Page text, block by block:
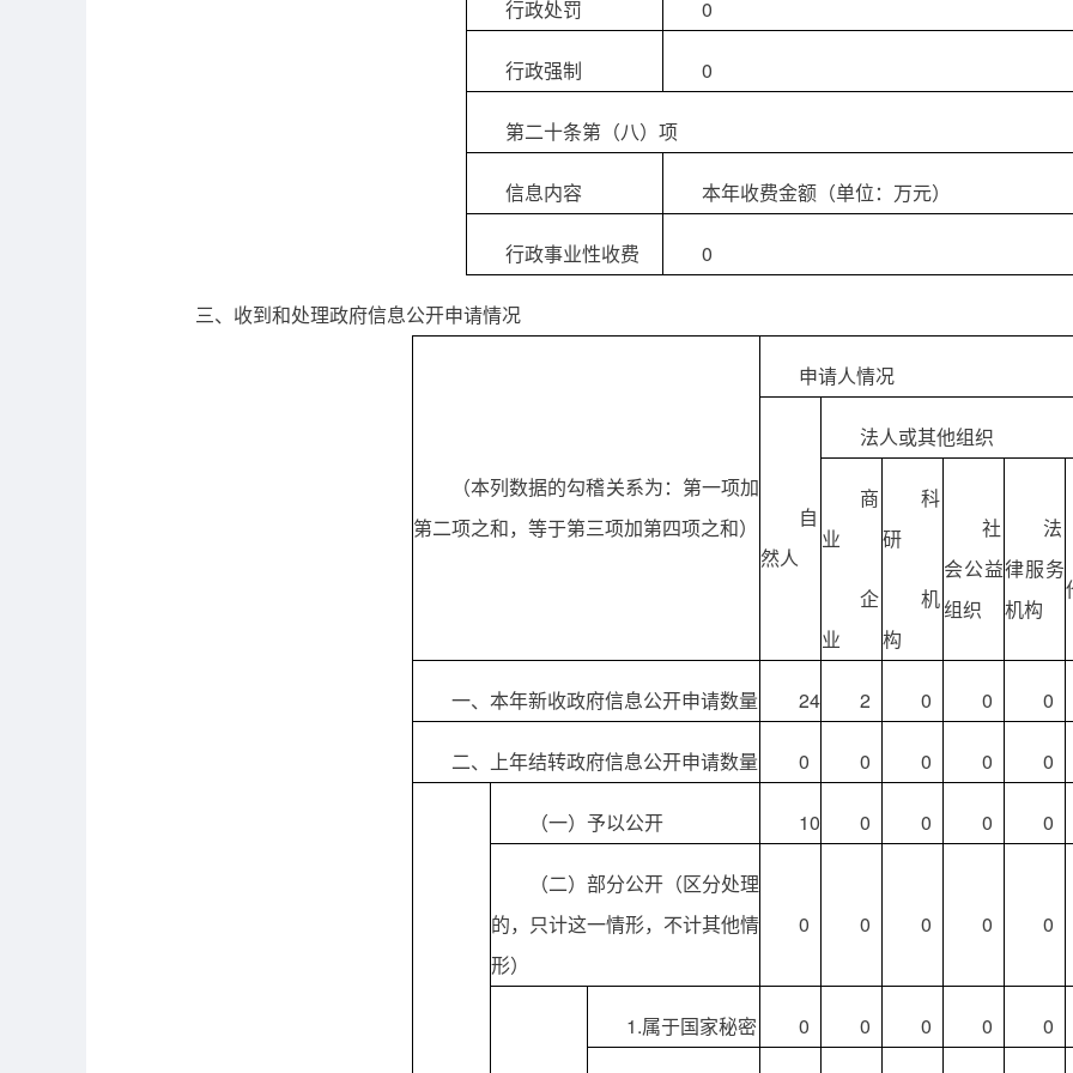
行政处罚 0
行政强制 0
第二十条第（八）项
信息内容 本年收费金额（单位：万元）
行政事业性收费 0
三、收到和处理政府信息公开申请情况
（本列数据的勾稽关系为：第一项加
第二项之和，等于第三项加第四项之和）
申请人情况
自
然人
法人或其他组织
商
业
企
业
科
研
机
构
社
会公益
组织
法
律服务
机构
一、本年新收政府信息公开申请数量 24 2 0 0 0
二、上年结转政府信息公开申请数量 0 0 0 0 0
（一）予以公开 10 0 0 0 0
（二）部分公开（区分处理
的，只计这一情形，不计其他情
形）
0 0 0 0 0
1.属于国家秘密 0 0 0 0 0